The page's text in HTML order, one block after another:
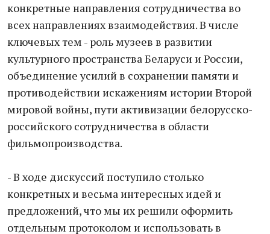
конкретные направления сотрудничества во
всех направлениях взаимодействия. В числе
ключевых тем - роль музеев в развитии
культурного пространства Беларуси и России,
объединение усилий в сохранении памяти и
противодействии искажениям истории Второй
мировой войны, пути активизации белорусско-
российского сотрудничества в области
фильмопроизводства.
- В ходе дискуссий поступило столько
конкретных и весьма интересных идей и
предложений, что мы их решили оформить
отдельным протоколом и использовать в